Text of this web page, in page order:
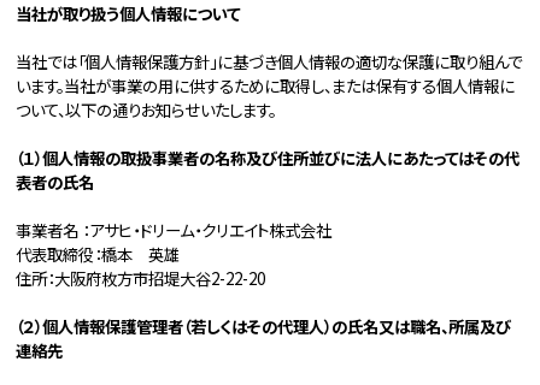
当社が取り扱う個人情報について
当社では「個人情報保護方針」に基づき個人情報の適切な保護に取り組んで
います。当社が事業の用に供するために取得し、または保有する個人情報に
ついて、以下の通りお知らせいたします。
（１）個人情報の取扱事業者の名称及び住所並びに法人にあたってはその代
表者の氏名
事業者名 ：アサヒ・ドリーム・クリエイト株式会社
代表取締役：橋本 英雄
住所：大阪府枚方市招堤大谷2-22-20
（２）個人情報保護管理者（若しくはその代理人）の氏名又は職名、所属及び
連絡先